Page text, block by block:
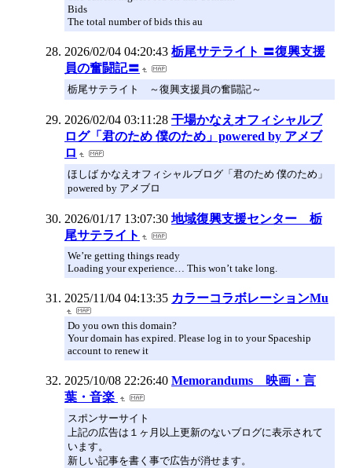
Bids
The total number of bids this au
2026/02/04 04:20:43 栃尾サテライト 〓復興支援
員の奮闘記〓
栃尾サテライト ～復興支援員の奮闘記～
2026/02/04 03:11:28 干場かなえオフィシャルブ
ログ「君のため 僕のため」powered by アメブ
ロ
ほしば かなえオフィシャルブログ「君のため 僕のため」
powered by アメブロ
2026/01/17 13:07:30 地域復興支援センター 栃
尾サテライト
We’re getting things ready
Loading your experience… This won’t take long.
2025/11/04 04:13:35 カラーコラボレーションMu
Do you own this domain?
Your domain has expired. Please log in to your Spaceship
account to renew it
2025/10/08 22:26:40 Memorandums 映画・言
葉・音楽
スポンサーサイト
上記の広告は１ヶ月以上更新のないブログに表示されて
います。
新しい記事を書く事で広告が消せます。